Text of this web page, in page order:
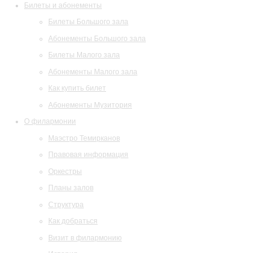
Билеты и абонементы
Билеты Большого зала
Абонементы Большого зала
Билеты Малого зала
Абонементы Малого зала
Как купить билет
Абонементы Музитория
О филармонии
Маэстро Темирканов
Правовая информация
Оркестры
Планы залов
Структура
Как добраться
Визит в филармонию